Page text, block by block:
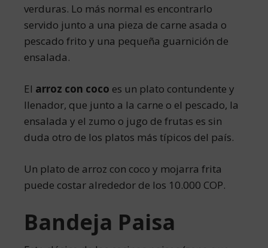
verduras. Lo más normal es encontrarlo
servido junto a una pieza de carne asada o
pescado frito y una pequeña guarnición de
ensalada.
El arroz con coco es un plato contundente y
llenador, que junto a la carne o el pescado, la
ensalada y el zumo o jugo de frutas es sin
duda otro de los platos más típicos del país.
Un plato de arroz con coco y mojarra frita
puede costar alrededor de los 10.000 COP.
Bandeja Paisa